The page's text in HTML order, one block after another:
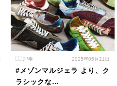
記事 2025年05月21日
#メゾンマルジェラ より、ク
ラシックな…